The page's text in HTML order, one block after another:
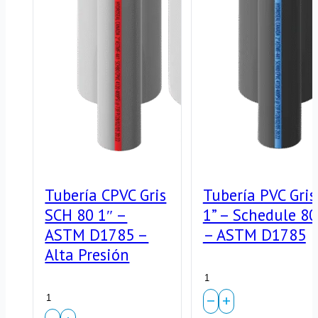
cantidad
Tubería CPVC Gris
SCH 80 1″ –
ASTM D1785 –
Alta Presión
Tubería
Tubería PVC Gris
1” – Schedule 80
– ASTM D1785
Tubería
PVC